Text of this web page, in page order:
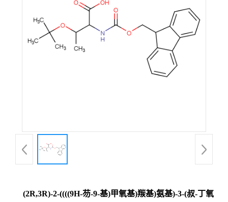
(2R,3R)-2-((((9H-芴-9-基)甲氧基)羰基)氨基)-3-(叔-丁氧